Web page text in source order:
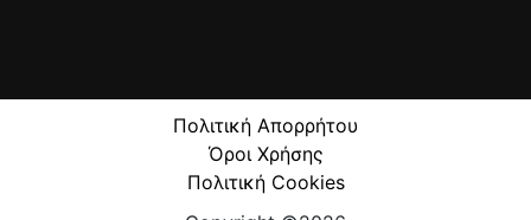
Πολιτική Απορρήτου
Όροι Χρήσης
Πολιτική Cookies